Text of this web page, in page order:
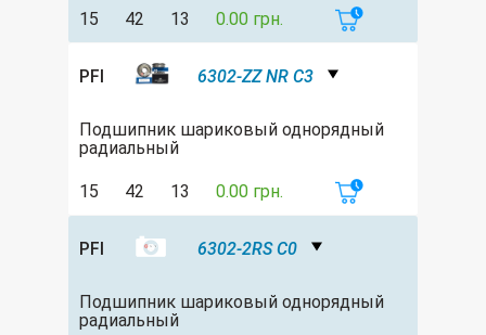
15 42 13 0.00 грн.
PFI 6302-ZZ NR C3
Подшипник шариковый однорядный
радиальный
15 42 13 0.00 грн.
PFI 6302-2RS C0
Подшипник шариковый однорядный
радиальный